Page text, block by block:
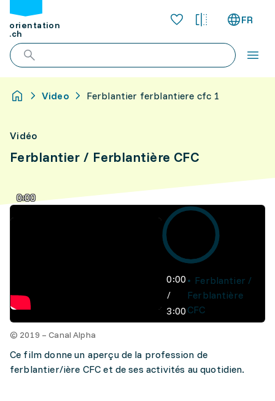
orientation
.ch
FR
Video Ferblantier ferblantiere cfc 1
Vidéo
Ferblantier / Ferblantière CFC
0:00
0:00
/
3:00
Ferblantier /
Ferblantière
CFC
© 2019 – Canal Alpha
Ce film donne un aperçu de la profession de
ferblantier/ière CFC et de ses activités au quotidien.